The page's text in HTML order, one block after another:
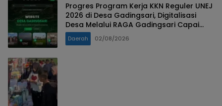
Progres Program Kerja KKN Reguler UNEJ
2026 di Desa Gadingsari, Digitalisasi
Desa Melalui RAGA Gadingsari Capai
98% Penyelesaian
Daerah 02/08/2026